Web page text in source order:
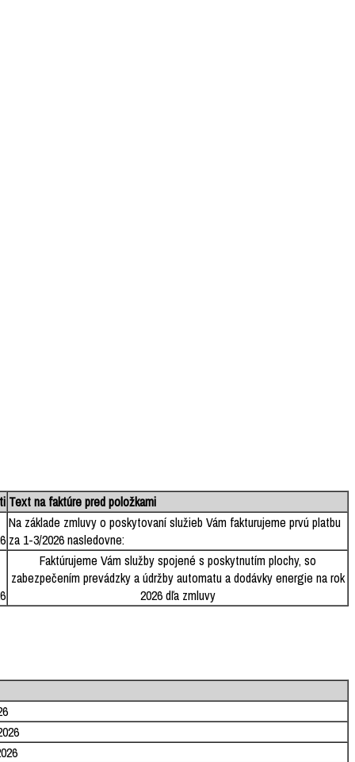
Text na faktúre pred položkami
Na základe zmluvy o poskytovaní služieb Vám fakturujeme prvú platbu
za 1-3/2026 nasledovne:
Faktúrujeme Vám služby spojené s poskytnutím plochy, so
zabezpečením prevádzky a údržby automatu a dodávky energie na rok
2026 dľa zmluvy